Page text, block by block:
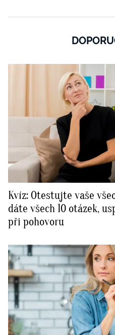
Kvíz: Otestujte vaše
dáte všech 10 otázek,
při pohovoru